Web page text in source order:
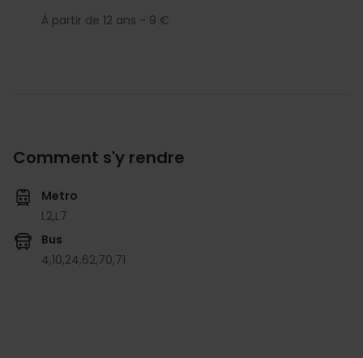
À partir de 12 ans - 9 €
Comment s'y rendre
Metro
L2,L7
Bus
4,10,24,62,70,71